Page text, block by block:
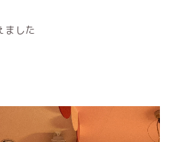
ました